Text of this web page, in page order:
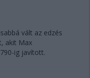
vált az edzés
akit Max
ig javított.